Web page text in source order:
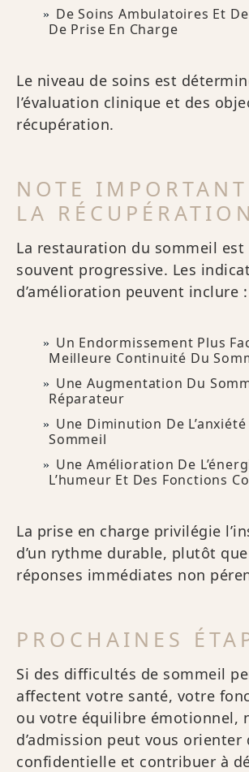
De Soins Ambulatoires Et
De Prise En Charge
Le niveau de soins est
l’évaluation clinique et des
récupération.
NOTE
LA RÉCUPÉRATION
La restauration du sommeil est
souvent progressive. Les
d’amélioration peuvent inclure :
Un Endormissement Plus
Meilleure Continuité Du
Une Augmentation Du
Réparateur
Une Diminution De L’anxiété
Sommeil
Une Amélioration De
L’humeur Et Des Fonctions
La prise en charge privilégie
d’un rythme durable, plutôt
réponses immédiates non
PROCHAINES
Si des difficultés de sommeil
affectent votre santé, votre
ou votre équilibre émotionnel,
d’admission peut vous orienter
confidentielle et contribuer à